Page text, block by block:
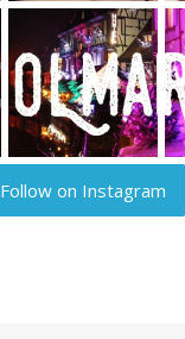
Follow on Instagram